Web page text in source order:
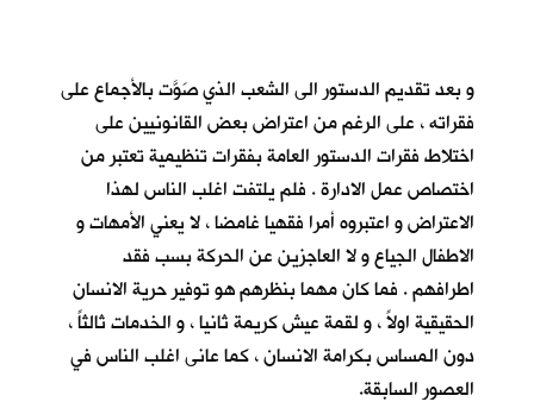
و بعد تقديم الدستور الى الشعب الذي صَوَّت بالأجماع على
فقراته ، على الرغم من اعتراض بعض القانونيين على
اختلاط فقرات الدستور العامة بفقرات تنظيمية تعتبر من
اختصاص عمل الادارة . فلم يلتفت اغلب الناس لهذا
الاعتراض و اعتبروه أمرا فقهيا غامضا ، لا يعني الأمهات و
الاطفال الجياع و لا العاجزين عن الحركة بسب فقد
اطرافهم . فما كان مهما بنظرهم هو توفير حرية الانسان
الحقيقية اولاً ، و لقمة عيش كريمة ثانيا ، و الخدمات ثالثاً ،
دون المساس بكرامة الانسان ، كما عانى اغلب الناس في
العصور السابقة.